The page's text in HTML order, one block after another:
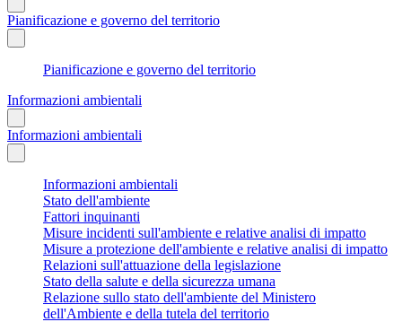
Pianificazione e governo del territorio
Pianificazione e governo del territorio
Informazioni ambientali
Informazioni ambientali
Informazioni ambientali
Stato dell'ambiente
Fattori inquinanti
Misure incidenti sull'ambiente e relative analisi di impatto
Misure a protezione dell'ambiente e relative analisi di impatto
Relazioni sull'attuazione della legislazione
Stato della salute e della sicurezza umana
Relazione sullo stato dell'ambiente del Ministero
dell'Ambiente e della tutela del territorio